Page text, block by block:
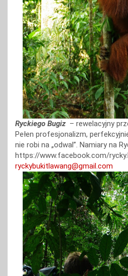
Ryckiego Bugiz– rewelacyjny
Pełen profesjonalizm,
nie robi na „odwal”. Namiary na
https://www.facebook.com/
ryckybukitlawang@gmail.com